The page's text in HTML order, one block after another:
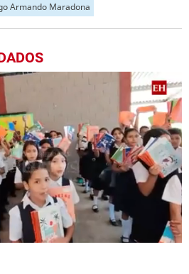
Armando Maradona